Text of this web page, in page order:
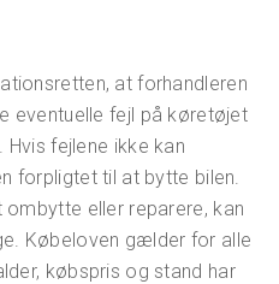
at forhandleren
eventuelle fejl på køretøjet
fejlene ikke kan
forpligtet til at bytte bilen.
eller reparere, kan
Købeloven gælder for alle
købspris og stand har